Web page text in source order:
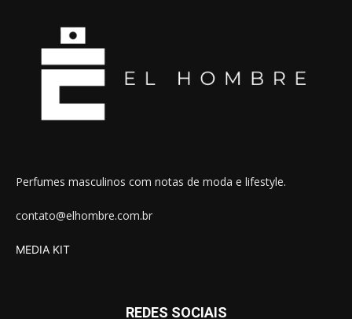
Perfumes masculinos com notas de moda e lifestyle.
contato@elhombre.com.br
MEDIA KIT
REDES SOCIAIS